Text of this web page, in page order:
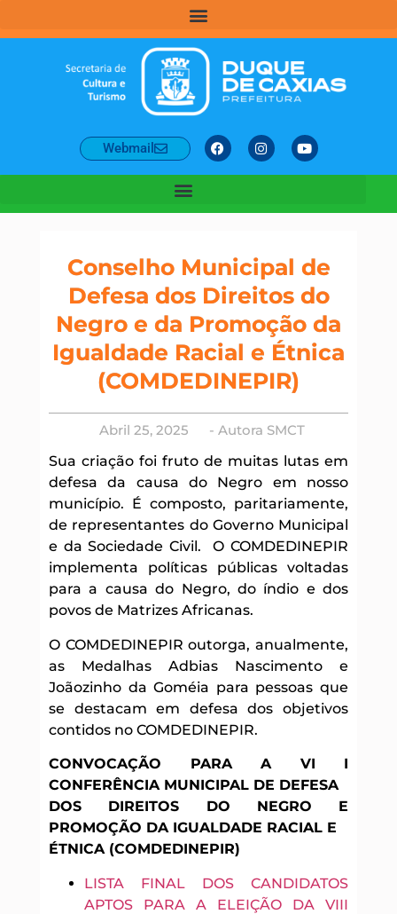
Webmail
Conselho Municipal de
Defesa dos Direitos do
Negro e da Promoção da
Igualdade Racial e Étnica
(COMDEDINEPIR)
Abril 25, 2025 - Autora SMCT
Sua criação foi fruto de muitas lutas em
defesa da causa do Negro em nosso
município. É composto, paritariamente,
de representantes do Governo Municipal
e da Sociedade Civil. O COMDEDINEPIR
implementa políticas públicas voltadas
para a causa do Negro, do índio e dos
povos de Matrizes Africanas.
O COMDEDINEPIR outorga, anualmente,
as Medalhas Adbias Nascimento e
Joãozinho da Goméia para pessoas que
se destacam em defesa dos objetivos
contidos no COMDEDINEPIR.
CONVOCAÇÃO PARA A VI I
CONFERÊNCIA MUNICIPAL DE DEFESA
DOS DIREITOS DO NEGRO E
PROMOÇÃO DA IGUALDADE RACIAL E
ÉTNICA (COMDEDINEPIR)
LISTA FINAL DOS CANDIDATOS
APTOS PARA A ELEIÇÃO DA VIII